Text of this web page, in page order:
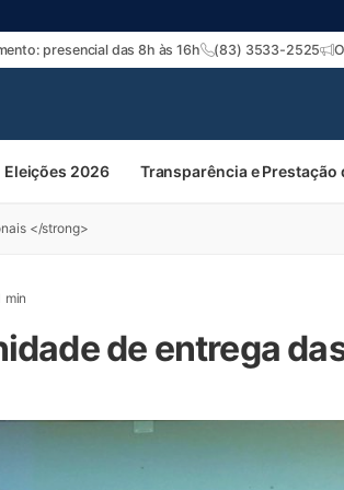
presencial das 8h às 16h (83) 3533-2525
Eleições 2026 Transparência e Prestação
</strong>
min
de entrega